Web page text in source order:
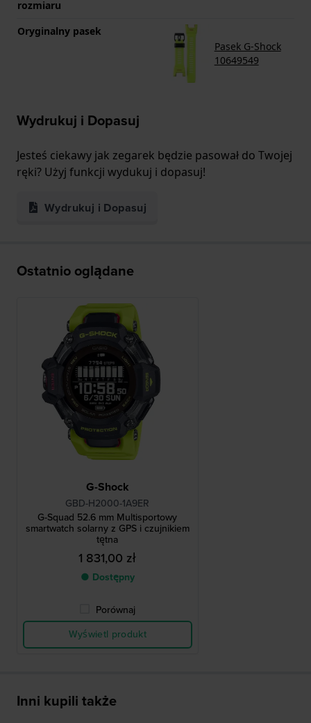
rozmiaru
Oryginalny pasek
Pasek G-Shock
10649549
Wydrukuj i Dopasuj
Jesteś ciekawy jak zegarek będzie pasował do Twojej
ręki? Użyj funkcji wydukuj i dopasuj!
Wydrukuj i Dopasuj
Ostatnio oglądane
G-Shock
GBD-H2000-1A9ER
G-Squad 52.6 mm Multisportowy
smartwatch solarny z GPS i czujnikiem
tętna
1 831,00 zł
● Dostępny
Porównaj
Wyświetl produkt
Inni kupili także